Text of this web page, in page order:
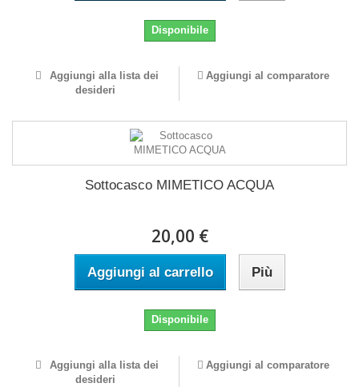
Disponibile
Aggiungi alla lista dei
desideri
Aggiungi al comparatore
Sottocasco MIMETICO ACQUA
20,00 €
Aggiungi al carrello Più
Disponibile
Aggiungi alla lista dei
desideri
Aggiungi al comparatore